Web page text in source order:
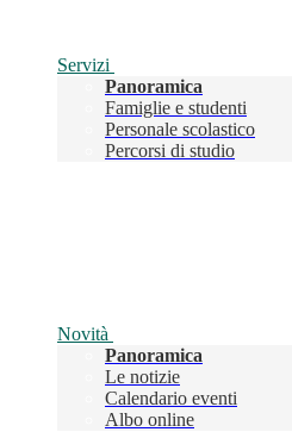
Servizi
Panoramica
Famiglie e studenti
Personale scolastico
Percorsi di studio
Novità
Panoramica
Le notizie
Calendario eventi
Albo online